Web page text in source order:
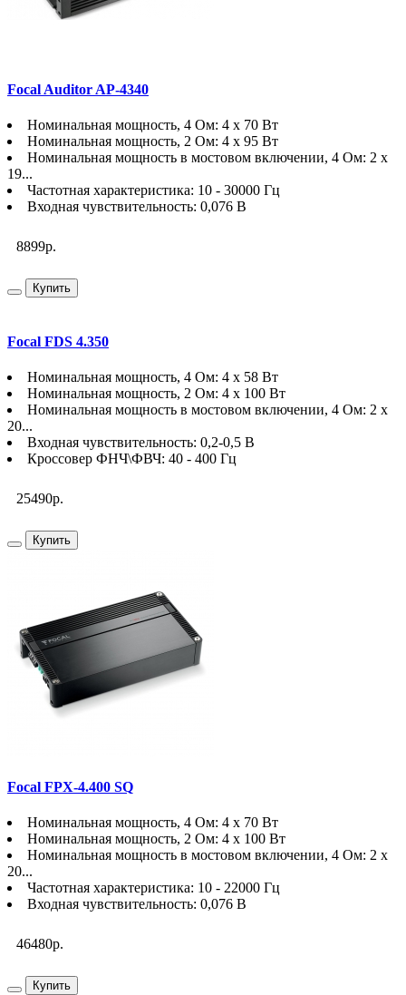
Focal Auditor AP-4340
Номинальная мощность, 4 Ом: 4 х 70 Вт
Номинальная мощность, 2 Ом: 4 х 95 Вт
Номинальная мощность в мостовом включении, 4 Ом: 2 х
19...
Частотная характеристика: 10 - 30000 Гц
Входная чувствительность: 0,076 В
8899р.
Купить
Focal FDS 4.350
Номинальная мощность, 4 Ом: 4 х 58 Вт
Номинальная мощность, 2 Ом: 4 х 100 Вт
Номинальная мощность в мостовом включении, 4 Ом: 2 х
20...
Входная чувствительность: 0,2-0,5 В
Кроссовер ФНЧ\ФВЧ: 40 - 400 Гц
25490р.
Купить
Focal FPX-4.400 SQ
Номинальная мощность, 4 Ом: 4 х 70 Вт
Номинальная мощность, 2 Ом: 4 х 100 Вт
Номинальная мощность в мостовом включении, 4 Ом: 2 х
20...
Частотная характеристика: 10 - 22000 Гц
Входная чувствительность: 0,076 В
46480р.
Купить